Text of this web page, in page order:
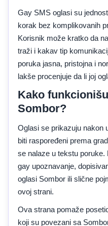
Gay SMS oglasi su
korak bez komplikovanih
Korisnik može kratko da
traži i kakav tip
poruka jasna, pristojna i
lakše procenjuje da li joj
Kako
Sombor?
Oglasi se prikazuju nakon
biti raspoređeni prema
se nalaze u tekstu poruke.
gay upoznavanje,
oglasi Sombor ili slične
ovoj strani.
Ova strana pomaže
koji su povezani sa